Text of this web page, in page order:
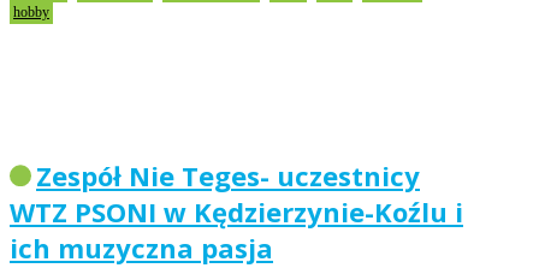
hobby
Zespół Nie Teges- uczestnicy
WTZ PSONI w Kędzierzynie-Koźlu i
ich muzyczna pasja